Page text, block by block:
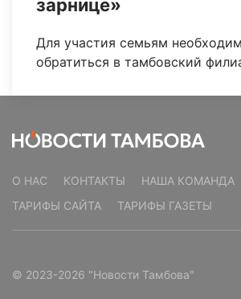
зарнице»
Для участия семьям
обратиться в тамбовский
О НАС КОНТАКТЫ НАША КОМАНДА
ТАРИФЫ САЙТА
ТАРИФЫ ГАЗЕТЫ
© 2023-2026 "Новости Тамбова"